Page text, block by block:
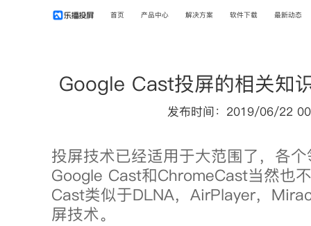
首页 产品中心 解决方案 软件下载 最新动态
Google Cast投屏的相关知
发布时间：2019/06/22
投屏技术已经适用于大范围了，各
Google Cast和ChromeCast当然也
Cast类似于DLNA，AirPlayer，
屏技术。